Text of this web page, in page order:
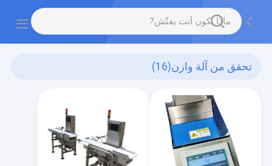
تحقق من آلة وازن(16)